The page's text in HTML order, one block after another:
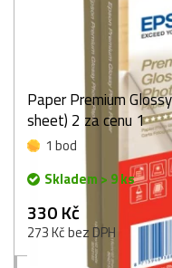
Paper Premium
sheet) 2 za cenu 1
1 bod
Skladem > 9 ks
330 Kč
273 Kč bez DPH